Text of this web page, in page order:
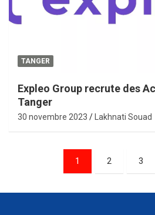
TANGER
Expleo Group recrute des
Tanger
30 novembre 2023 Lakhnati Souad
Pagination
publications
1 2 3